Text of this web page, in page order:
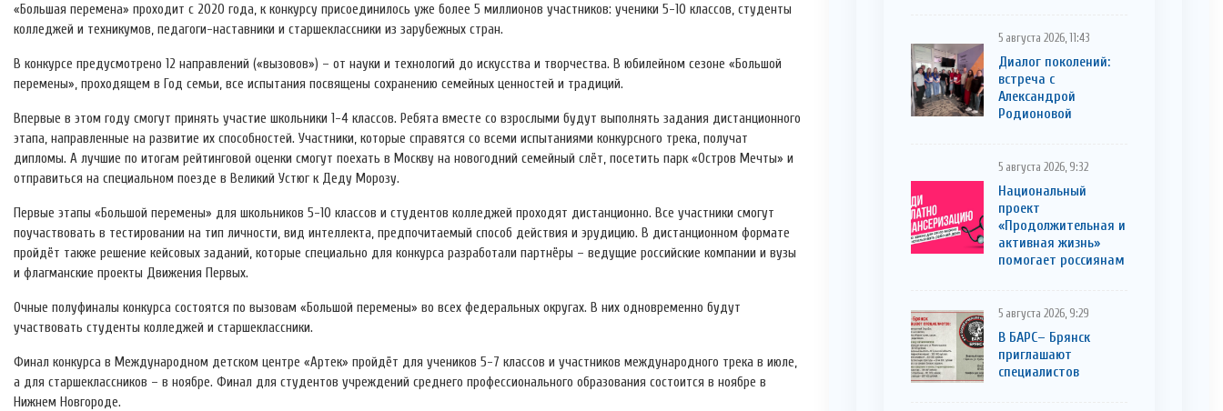
«Большая перемена» проходит с 2020 года, к конкурсу присоединилось уже более 5 миллионов участников: ученики 5-10 классов, студенты
колледжей и техникумов, педагоги-наставники и старшеклассники из зарубежных стран.
В конкурсе предусмотрено 12 направлений («вызовов») – от науки и технологий до искусства и творчества. В юбилейном сезоне «Большой
перемены», проходящем в Год семьи, все испытания посвящены сохранению семейных ценностей и традиций.
Впервые в этом году смогут принять участие школьники 1-4 классов. Ребята вместе со взрослыми будут выполнять задания дистанционного
этапа, направленные на развитие их способностей. Участники, которые справятся со всеми испытаниями конкурсного трека, получат
дипломы. А лучшие по итогам рейтинговой оценки смогут поехать в Москву на новогодний семейный слёт, посетить парк «Остров Мечты» и
отправиться на специальном поезде в Великий Устюг к Деду Морозу.
Первые этапы «Большой перемены» для школьников 5-10 классов и студентов колледжей проходят дистанционно. Все участники смогут
поучаствовать в тестировании на тип личности, вид интеллекта, предпочитаемый способ действия и эрудицию. В дистанционном формате
пройдёт также решение кейсовых заданий, которые специально для конкурса разработали партнёры – ведущие российские компании и вузы
и флагманские проекты Движения Первых.
Очные полуфиналы конкурса состоятся по вызовам «Большой перемены» во всех федеральных округах. В них одновременно будут
участвовать студенты колледжей и старшеклассники.
Финал конкурса в Международном детском центре «Артек» пройдёт для учеников 5-7 классов и участников международного трека в июле,
а для старшеклассников – в ноябре. Финал для студентов учреждений среднего профессионального образования состоится в ноябре в
Нижнем Новгороде.
5 августа 2026, 11:43
Диалог поколений:
встреча с
Александрой
Родионовой
5 августа 2026, 9:32
Национальный
проект
«Продолжительная и
активная жизнь»
помогает россиянам
5 августа 2026, 9:29
В БАРС– Брянcк
приглaшают
cпециaлистoв